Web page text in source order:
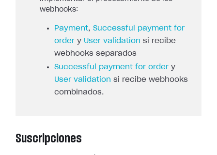
webhooks:
Payment, Successful payment for
ordery User validation si recibe
webhooks separados
Successful payment for ordery
User validation si recibe webhooks
combinados.
Suscripciones